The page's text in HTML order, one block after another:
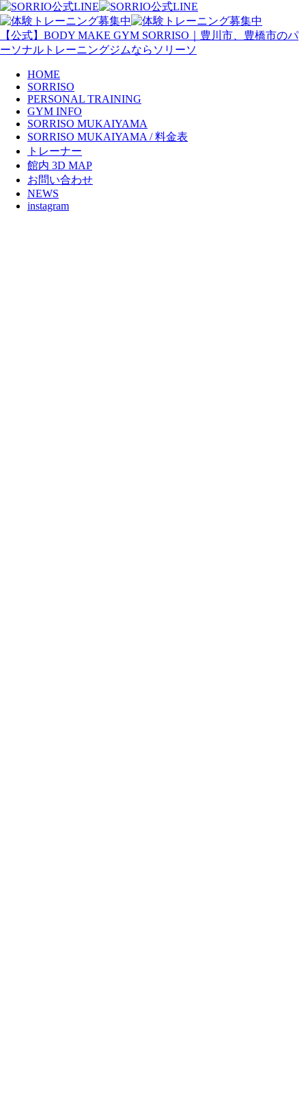
【公式】BODY MAKE GYM SORRISO｜豊川市、豊橋市のパ
ーソナルトレーニングジムならソリーソ
HOME
SORRISO
PERSONAL TRAINING
GYM INFO
SORRISO MUKAIYAMA
SORRISO MUKAIYAMA / 料金表
トレーナー
館内 3D MAP
お問い合わせ
NEWS
instagram